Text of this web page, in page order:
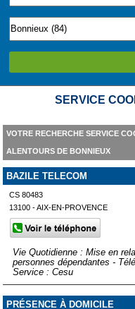
SERVICE
VOTRE RECHERCHE SERVICE
ALENTOURS DE BONNIEUX
BAZILE TELECOM
CS 80483
13100 - AIX-EN-PROVENCE
Vie Quotidienne : Mise en
personnes dépendantes -
Service : Cesu
PRÉSENCE À DOMICILE